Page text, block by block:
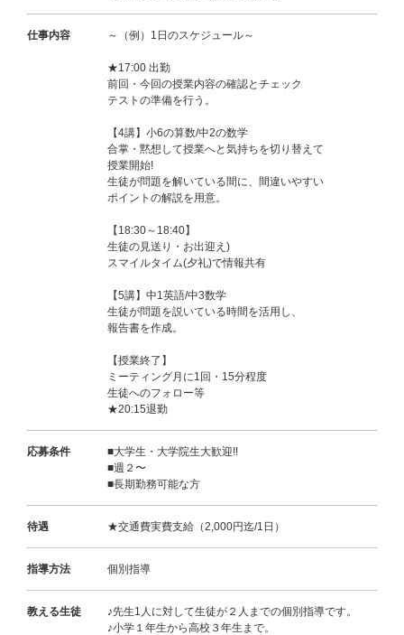
仕事内容 ～（例）1日のスケジュール～
★17:00 出勤
前回・今回の授業内容の確認とチェック
テストの準備を行う。
【4講】小6の算数/中2の数学
合掌・黙想して授業へと気持ちを切り替えて
授業開始!
生徒が問題を解いている間に、間違いやすい
ポイントの解説を用意。
【18:30～18:40】
生徒の見送り・お出迎え)
スマイルタイム(夕礼)で情報共有
【5講】中1英語/中3数学
生徒が問題を説いている時間を活用し、
報告書を作成。
【授業終了】
ミーティング月に1回・15分程度
生徒へのフォロー等
★20:15退勤
応募条件
■大学生・大学院生大歓迎!!
■週２〜
■長期勤務可能な方
待遇 ★交通費実費支給（2,000円迄/1日）
指導方法 個別指導
教える生徒
♪先生1人に対して生徒が２人までの個別指導です。
♪小学１年生から高校３年生まで。